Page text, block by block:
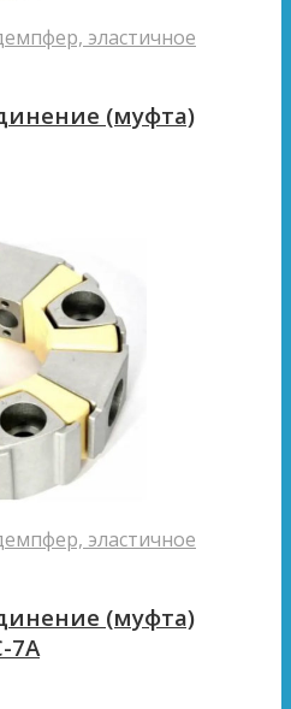
эластичное
(муфта)
эластичное
(муфта)
7A